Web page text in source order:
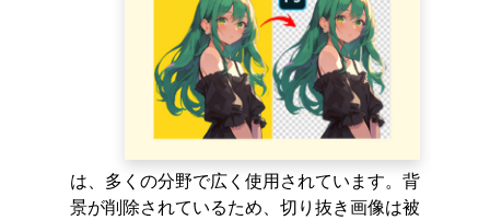
は、多くの分野で広く使用されています。背
景が削除されているため、切り抜き画像は被